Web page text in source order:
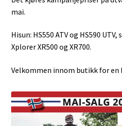
mai.
Hisun: HS550 ATV og HS590
Xplorer XR500 og XR700.
Velkommen innom butikk for en